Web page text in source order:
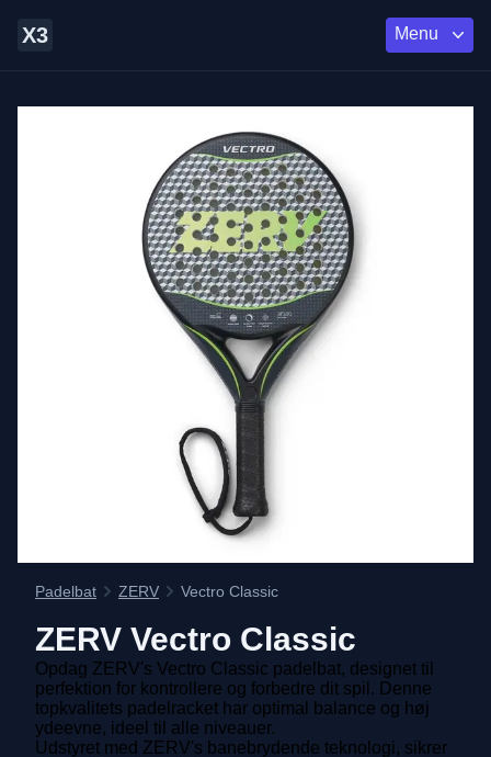
X3 Menu
Padelbat ZERV Vectro Classic
ZERV Vectro Classic
Opdag ZERV's Vectro Classic padelbat, designet til
perfektion for kontrollere og forbedre dit spil. Denne
topkvalitets padelracket har optimal balance og høj
ydeevne, ideel til alle niveauer.
Udstyret med ZERV's banebrydende teknologi, sikrer